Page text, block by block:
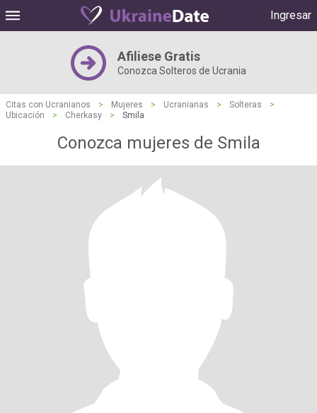
Ingresar
Afiliese Gratis
Conozca Solteros de Ucrania
Citas con Ucranianos > Mujeres > Ucranianas > Solteras
>
Ubicación
> Cherkasy > Smila
Conozca mujeres de Smila